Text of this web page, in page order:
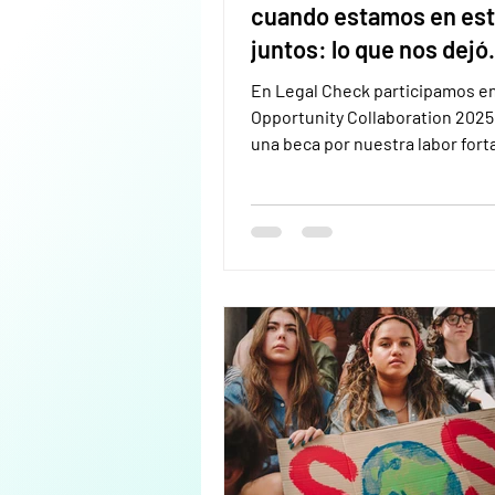
cuando estamos en
juntos: lo que nos dejó
Opportunity
2025
En Legal Check participamos
Opportunity Collaboration 2025
una beca por nuestra labor
Compartimos aprendizajes
genuinas que impulsan un
humano y colectivo.